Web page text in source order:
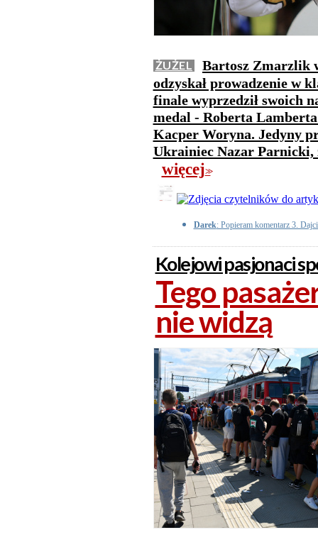
ŻUŻEL
Bartosz Zmarzlik
odzyskał prowadzenie w
finale wyprzedził swoich
medal - Roberta
Kacper Woryna. Jedyny
Ukrainiec Nazar Parnicki,
więcej>>
Darek: Popieram komentarz 3.
Kolejowi pasjonaci
Tego
nie widzą